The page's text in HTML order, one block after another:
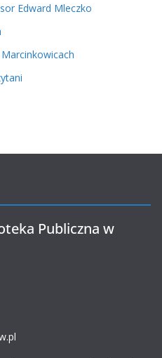
Edward Mleczko
Publiczna w